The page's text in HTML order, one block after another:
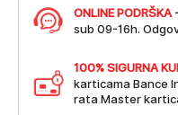
ONLINE PODRŠKA
sub 09-16h.
100% SIGURNA
karticama Bance
rata Master